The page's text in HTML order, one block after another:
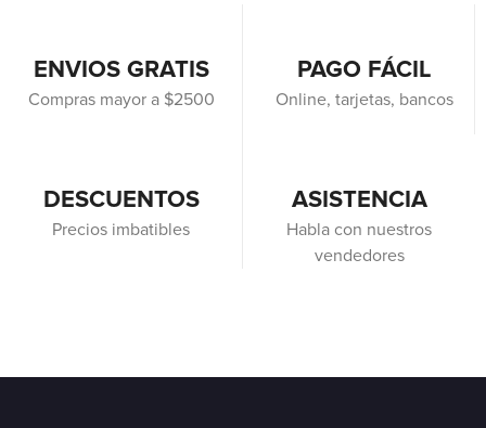
ENVIOS GRATIS
Compras mayor a $2500
PAGO FÁCIL
Online, tarjetas, bancos
DESCUENTOS
Precios imbatibles
ASISTENCIA
Habla con nuestros
vendedores